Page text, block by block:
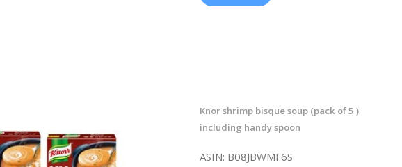
Knor shrimp bisque soup (pack of 5 )
including handy spoon
ASIN: B08JBWMF6S